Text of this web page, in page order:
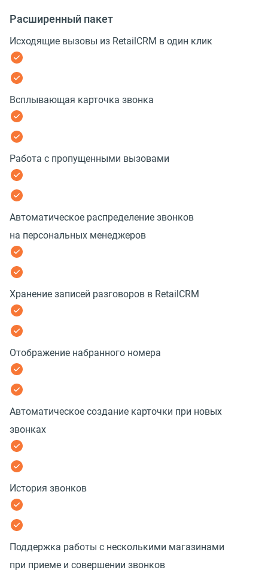
Расширенный пакет
Исходящие вызовы из RetailCRM в один клик
Всплывающая карточка звонка
Работа с пропущенными вызовами
Автоматическое распределение звонков
на персональных менеджеров
Хранение записей разговоров в RetailCRM
Отображение набранного номера
Автоматическое создание карточки при новых
звонках
История звонков
Поддержка работы с несколькими магазинами
при приеме и совершении звонков